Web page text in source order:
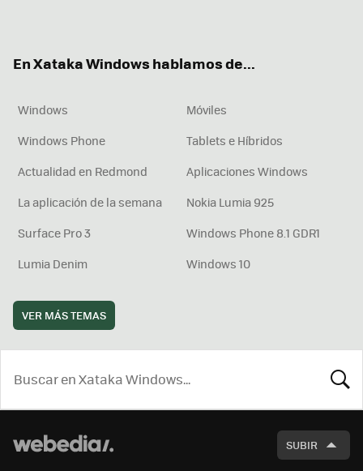
En Xataka Windows hablamos de...
Windows
Móviles
Windows Phone
Tablets e Híbridos
Actualidad en Redmond
Aplicaciones Windows
La aplicación de la semana
Nokia Lumia 925
Surface Pro 3
Windows Phone 8.1 GDR1
Lumia Denim
Windows 10
VER MÁS TEMAS
SUBIR